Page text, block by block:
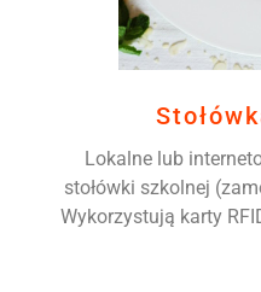
Lokalne lub
stołówki szkolnej
Wykorzystują karty